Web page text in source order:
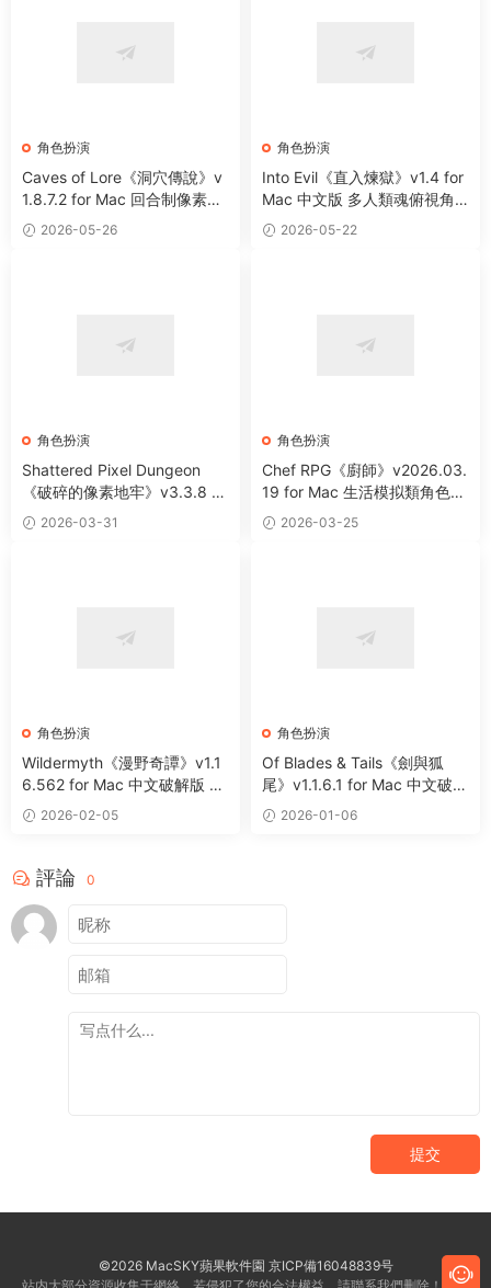
角色扮演
Caves of Lore《洞穴傳說》v
1.8.7.2 for Mac 回合制像素風
奇幻角色扮演遊戲
2026-05-26
角色扮演
Into Evil《直入煉獄》v1.4 for
Mac 中文版 多人類魂俯視角
肉鴿動作遊戲
2026-05-22
角色扮演
Shattered Pixel Dungeon
《破碎的像素地牢》v3.3.8 fo
r Mac 中文版 Roguelike地牢
探索遊戲
2026-03-31
角色扮演
Chef RPG《廚師》v2026.03.
19 for Mac 生活模拟類角色扮
演遊戲
2026-03-25
角色扮演
Wildermyth《漫野奇譚》v1.1
6.562 for Mac 中文破解版 回
合制策略RPG遊戲
2026-02-05
角色扮演
Of Blades & Tails《劍與狐
尾》v1.1.6.1 for Mac 中文破解
版 像素風格回合制角色扮演遊
戲
2026-01-06
評論 0
提交
©2026 MacSKY蘋果軟件園 京ICP備16048839号